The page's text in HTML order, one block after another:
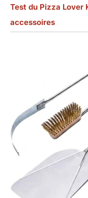
Test du Pizza Lover
accessoires